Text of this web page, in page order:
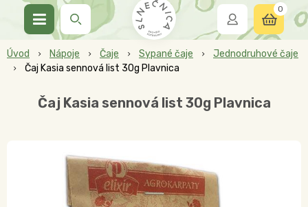
0
Úvod Nápoje Čaje Sypané čaje
Jednodruhové čaje
Čaj Kasia sennová list 30g Plavnica
Čaj Kasia sennová list 30g Plavnica